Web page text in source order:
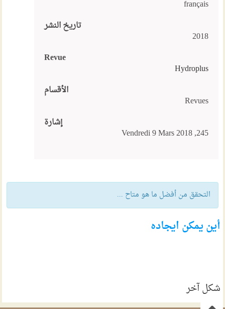
français
تاريخ النشر
2018
Revue
Hydroplus
الأقسام
Revues
إشارة
245, Vendredi 9 Mars 2018
التحقق من أفضل ما هو متاح ...
أين يمكن ايجاده
شكل آخر